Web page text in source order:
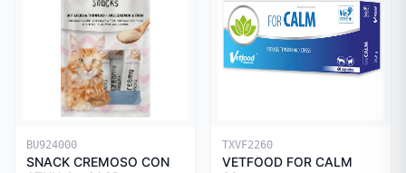
BU924000
SNACK CREMOSO CON
TXVF2260
VETFOOD FOR CALM